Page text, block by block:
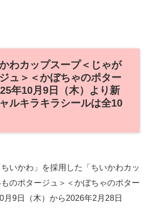
わカップスープ＜じゃが
ュ＞＜かぼちゃのポター
年10月9日（木）より新
ルキラキラシールは全10
いかわ」を採用した「ちいかわカッ
のポタージュ＞＜かぼちゃのポター
月9日（木）から2026年2月28日